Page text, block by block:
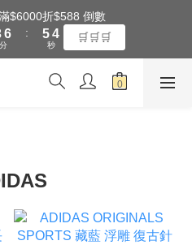
『超商』免運費
$6000折$588 倒數
2
7
6
5
分
:
6
5
4
2
5
4
3
1
秒
🛒🛒🛒
『超商』免運費